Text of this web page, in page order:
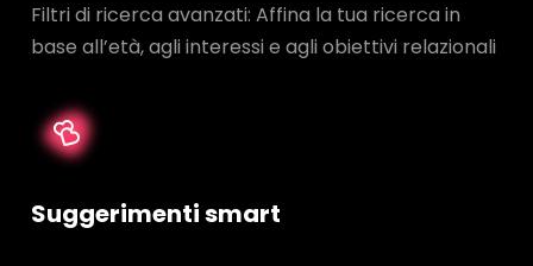
Filtri di ricerca avanzati: Affina la tua ricerca in
base all’età, agli interessi e agli obiettivi relazionali
Suggerimenti smart